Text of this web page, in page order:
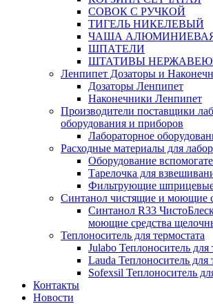
СОВОК С РУЧКОЙ
ТИГЕЛЬ НИКЕЛЕВЫЙ
ЧАША
ШПАТЕЛИ
ШТАТИВЫ
Ленпипет Дозаторы и
Дозаторы Ленпипет
Наконечники Ленпипет
Производители поставщики
оборудования и приборов
Лабораторное
Расходные материалы для
Оборудование
Тарелочка для
Фильтрующие шприцевые
Синтанол чистящие и моющие
Синтанол R33
моющие средства
Теплоноситель для термостата
Julabo Теплоноситель для
Lauda Теплоноситель для
Sofexsil Теплоноситель
Контакты
Новости